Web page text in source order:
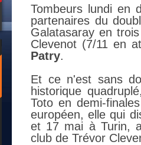
Tombeurs lundi en
partenaires du
Galatasaray en
Clevenot (7/11 en
Patry.
Et ce n'est sans
historique
Toto en demi-
européen, elle qui
et 17 mai à Turin,
club de Trévor